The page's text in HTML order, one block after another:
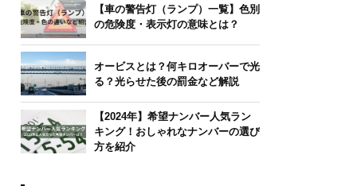
【車の警告灯（ランプ）一覧】色別
の危険度・表示灯の意味とは？
オービスとは？何キロオーバーで光
る？光らせた後の罰金など解説
【2024年】希望ナンバー人気ラン
キング！おしゃれなナンバーの選び
方を紹介